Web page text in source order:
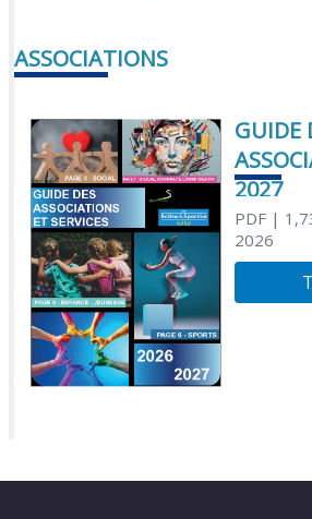
ASSOCIATIONS
GUIDE
2027
PDF|
2026